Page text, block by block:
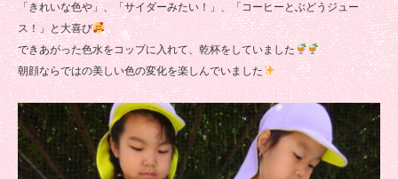
「きれいな色や」、「サイダーみたい！」、「コーヒーとぶどうジュー
ス！」と大喜び
できあがった色水をコップに入れて、乾杯をしていました
朝顔ならではの美しい色の変化を楽しんでいました